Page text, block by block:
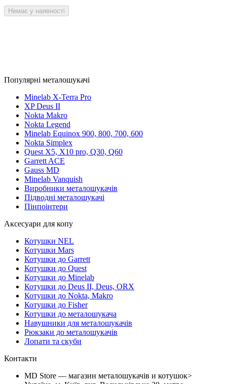
Немає у наявності
Популярні металошукачі
Minelab X-Terra Pro
XP Deus II
Nokta Makro
Nokta Legend
Minelab Equinox 900, 800, 700, 600
Nokta Simplex
Quest X5, X10 pro, Q30, Q60
Garrett ACE
Gauss MD
Minelab Vanquish
Виробники металошукачів
Підводні металошукачі
Пінпоінтери
Аксесуари для копу
Котушки NEL
Котушки Mars
Котушки до Garrett
Котушки до Quest
Котушки до Minelab
Котушки до Deus II, Deus, ORX
Котушки до Nokta, Makro
Котушки до Fisher
Котушки до металошукача
Навушники для металошукачів
Рюкзаки до металошукачів
Лопати та скуби
Контакти
MD Store — магазин металошукачів и котушок>